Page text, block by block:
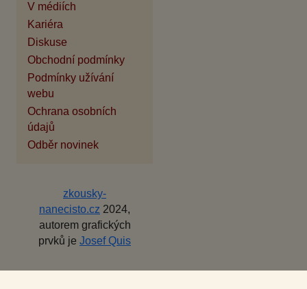
V médiích
Kariéra
Diskuse
Obchodní podmínky
Podmínky užívání
webu
Ochrana osobních
údajů
Odběr novinek
zkousky-
nanecisto.cz 2024,
autorem grafických
prvků je Josef Quis